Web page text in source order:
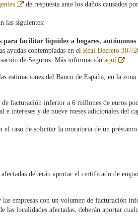
Abre
nueva
de respuesta ante los daños causados
las siguientes:
para facilitar liquidez a hogares, autónomos
ayudas contempladas en el Real Decreto 307/
de Seguros. Más información aquí
Abre
.
estimaciones del Banco de España, en la
facturación inferior a 6 millones de euros
e intereses y de nueve meses adicionales del
caso de solicitar la moratoria de un
deberán aportar el certificado de
las empresas con un volumen de facturación
localidades afectadas, deberán aportar